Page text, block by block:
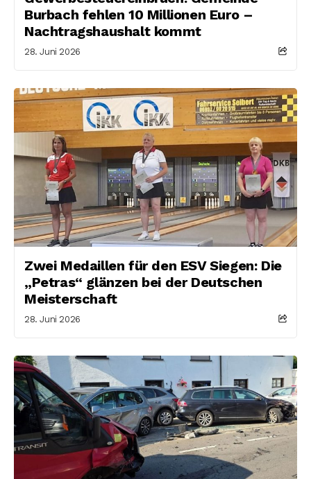
Burbach fehlen 10 Millionen Euro –
Nachtragshaushalt kommt
28. Juni 2026
Zwei Medaillen für den ESV Siegen: Die
„Petras“ glänzen bei der Deutschen
Meisterschaft
28. Juni 2026